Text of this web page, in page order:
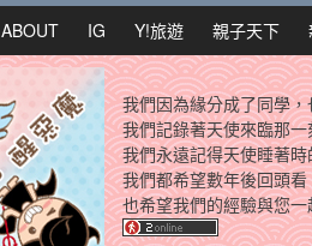
ABOUT IG Y!旅遊 親子天下
我們因為緣分成了同學
我們記錄著天使來臨那
我們永遠記得天使睡著
我們都希望數年後回頭
也希望我們的經驗與您